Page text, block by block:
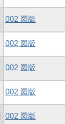
002 図版
002 図版
002 図版
002 図版
002 図版